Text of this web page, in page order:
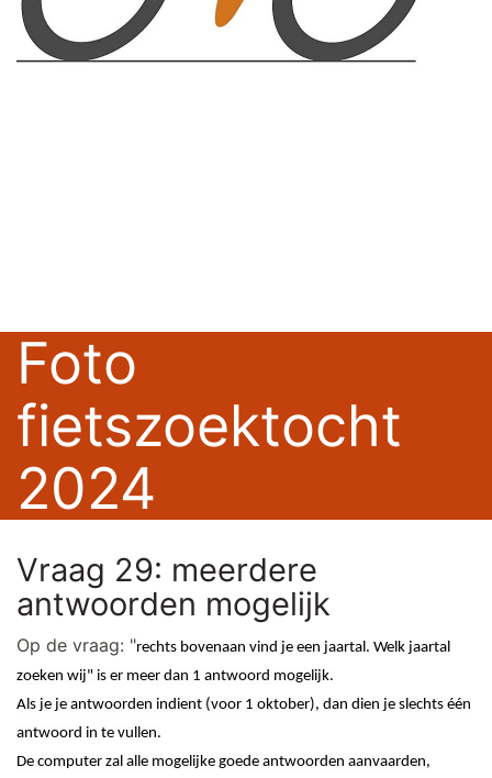
Foto
fietszoektocht
2024
Vraag 29: meerdere
antwoorden mogelijk
Op de vraag: "rechts bovenaan vind je een jaartal. Welk jaartal
zoeken wij" is er meer dan 1 antwoord mogelijk.
Als je je antwoorden indient (voor 1 oktober), dan dien je slechts één
antwoord in te vullen.
De computer zal alle mogelijke goede antwoorden aanvaarden,